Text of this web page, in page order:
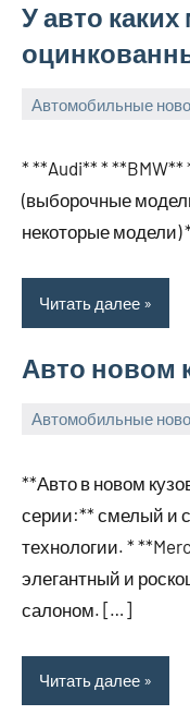
У авто
Автомобильные
2024
* **Audi** * **BMW**
(выборочные
некоторые модели)
Читать далее
Авто новом
Автомобильные
2024
**Авто в новом
серии:** смелый и
технологии. *
элегантный и
салоном. […]
Читать далее